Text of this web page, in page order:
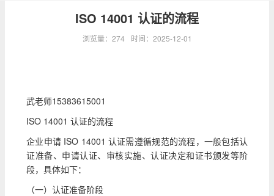
ISO 14001 认证的流程
浏览量：274 时间：2025-12-01
武老师15383615001
ISO 14001 认证的流程
企业申请 ISO 14001 认证需遵循规范的流程，一般包括认
证准备、申请认证、审核实施、认证决定和证书颁发等阶
段，具体如下：
（一）认证准备阶段